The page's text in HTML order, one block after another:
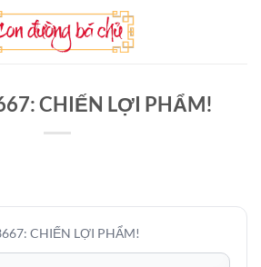
CHIẾN LỢI PHẨM!
CHIẾN LỢI PHẨM!